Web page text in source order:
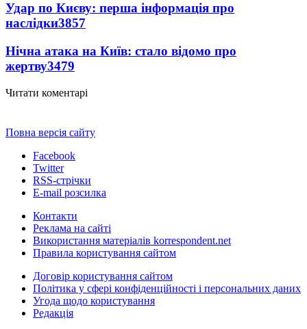
Удар по Києву: перша інформація про
наслідки3857
Нічна атака на Київ: стало відомо про
жертву3479
Читати коментарі
Повна версія сайту
Facebook
Twitter
RSS-стрічки
E-mail розсилка
Контакти
Реклама на сайті
Використання матеріалів korrespondent.net
Правила користування сайтом
Договір користування сайтом
Політика у сфері конфіденційності і персональних даних
Угода щодо користування
Редакція